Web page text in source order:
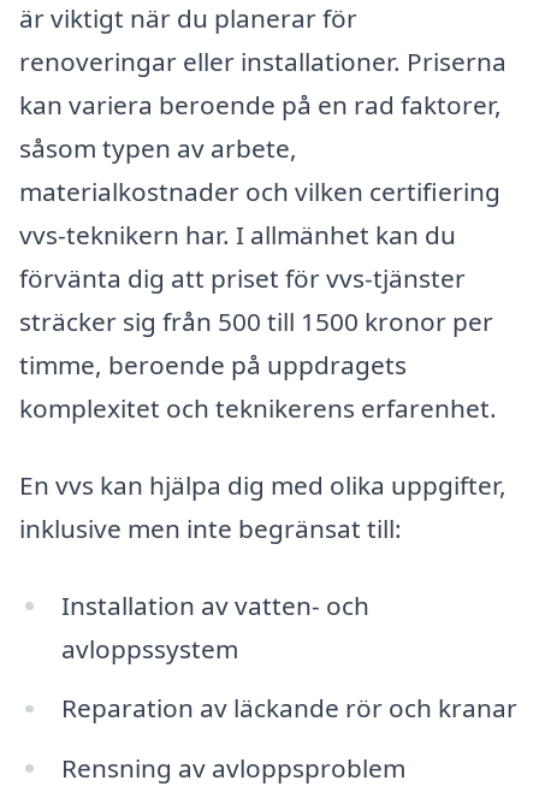
är viktigt när du planerar för
renoveringar eller installationer. Priserna
kan variera beroende på en rad faktorer,
såsom typen av arbete,
materialkostnader och vilken certifiering
vvs-teknikern har. I allmänhet kan du
förvänta dig att priset för vvs-tjänster
sträcker sig från 500 till 1500 kronor per
timme, beroende på uppdragets
komplexitet och teknikerens erfarenhet.
En vvs kan hjälpa dig med olika uppgifter,
inklusive men inte begränsat till:
Installation av vatten- och
avloppssystem
Reparation av läckande rör och kranar
Rensning av avloppsproblem